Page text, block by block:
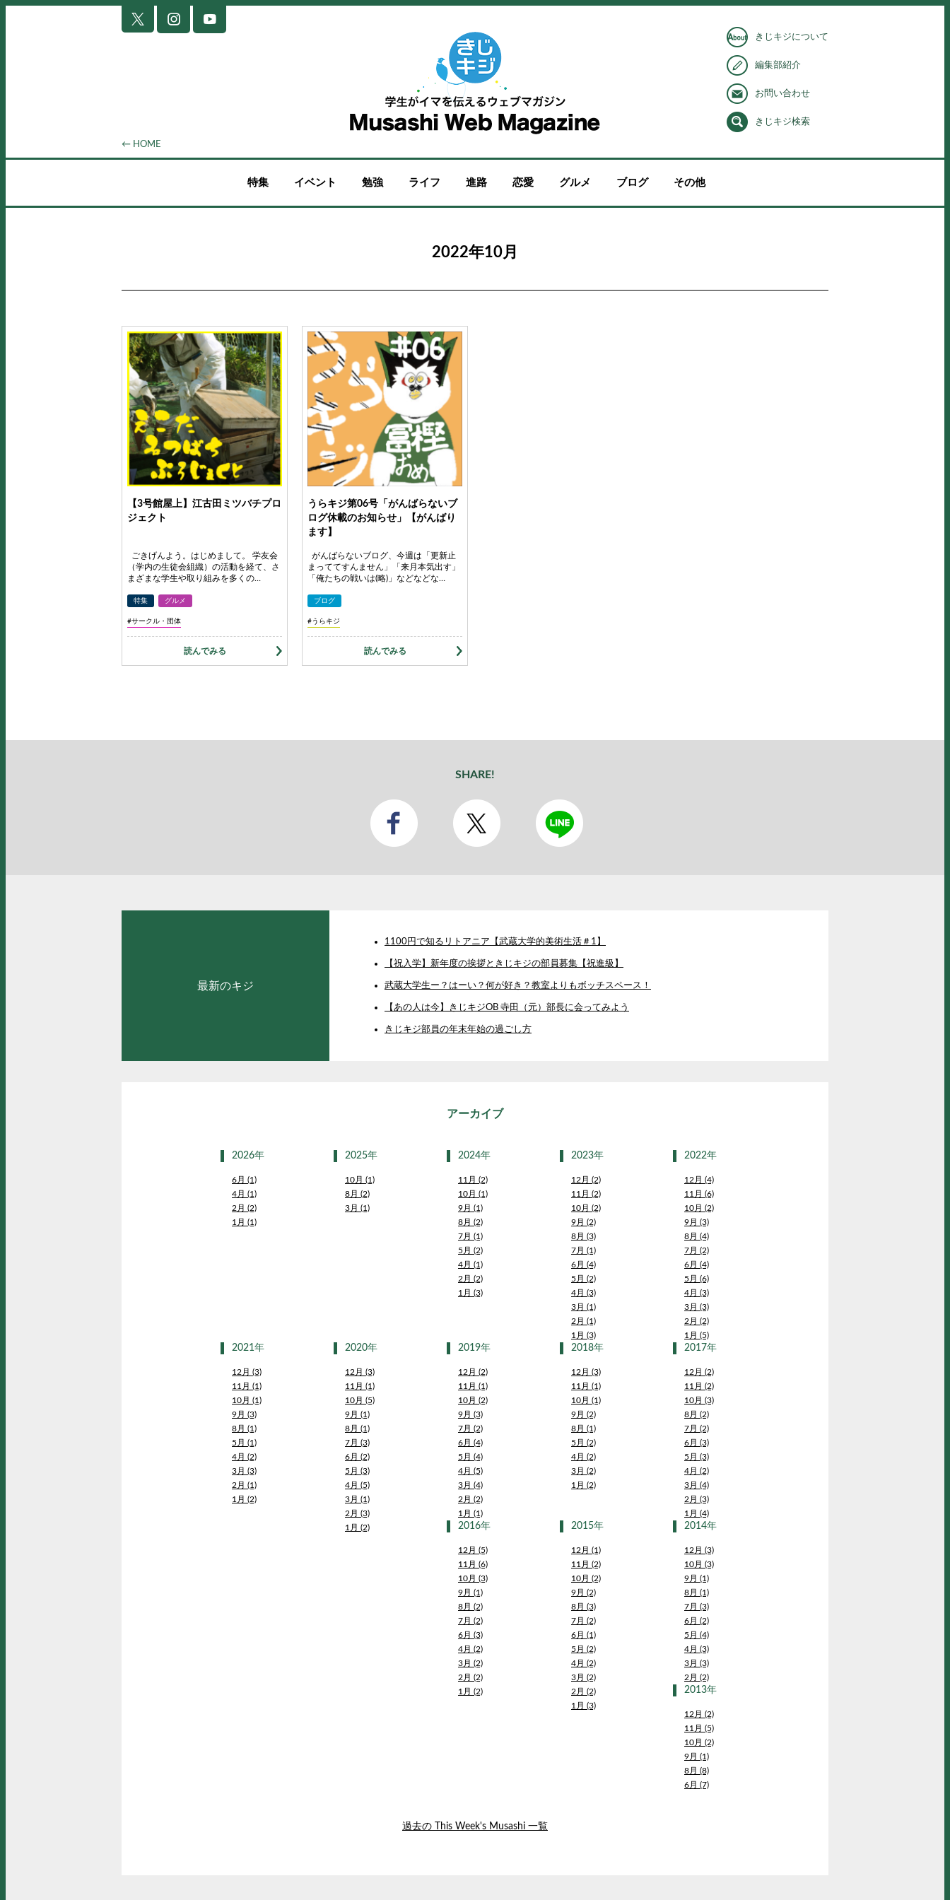
きじキジについて
編集部紹介
お問い合わせ
きじキジ検索
← HOME
特集 イベント 勉強 ライフ 進路 恋愛 グルメ ブログ その他
2022年10月
【3号館屋上】江古田ミツバチプロ
ジェクト
ごきげんよう。はじめまして。 学友会
（学内の生徒会組織）の活動を経て、さ
まざまな学生や取り組みを多くの…
特集 グルメ
#サークル・団体
読んでみる
うらキジ第06号「がんばらないブ
ログ休載のお知らせ」【がんばり
ます】
がんばらないブログ、今週は「更新止
まっててすんません」「来月本気出す」
「俺たちの戦いは(略)」などなどな…
ブログ
#うらキジ
読んでみる
SHARE!
最新のキジ
1100円で知るリトアニア【武蔵大学的美術生活＃1】
【祝入学】新年度の挨拶ときじキジの部員募集【祝進級】
武蔵大学生ー？はーい？何が好き？教室よりもボッチスペース！
【あの人は今】きじキジOB 寺田（元）部長に会ってみよう
きじキジ部員の年末年始の過ごし方
アーカイブ
2026年
6月 (1)
4月 (1)
2月 (2)
1月 (1)
2025年
10月 (1)
8月 (2)
3月 (1)
2024年
11月 (2)
10月 (1)
9月 (1)
8月 (2)
7月 (1)
5月 (2)
4月 (1)
2月 (2)
1月 (3)
2023年
12月 (2)
11月 (2)
10月 (2)
9月 (2)
8月 (3)
7月 (1)
6月 (4)
5月 (2)
4月 (3)
3月 (1)
2月 (1)
1月 (3)
2022年
12月 (4)
11月 (6)
10月 (2)
9月 (3)
8月 (4)
7月 (2)
6月 (4)
5月 (6)
4月 (3)
3月 (3)
2月 (2)
1月 (5)
2021年
12月 (3)
11月 (1)
10月 (1)
9月 (3)
8月 (1)
5月 (1)
4月 (2)
3月 (3)
2月 (1)
1月 (2)
2020年
12月 (3)
11月 (1)
10月 (5)
9月 (1)
8月 (1)
7月 (3)
6月 (2)
5月 (3)
4月 (5)
3月 (1)
2月 (3)
1月 (2)
2019年
12月 (2)
11月 (1)
10月 (2)
9月 (3)
7月 (2)
6月 (4)
5月 (4)
4月 (5)
3月 (4)
2月 (2)
1月 (1)
2018年
12月 (3)
11月 (1)
10月 (1)
9月 (2)
8月 (1)
5月 (2)
4月 (2)
3月 (2)
1月 (2)
2017年
12月 (2)
11月 (2)
10月 (3)
8月 (2)
7月 (2)
6月 (3)
5月 (3)
4月 (2)
3月 (4)
2月 (3)
1月 (4)
2016年
12月 (5)
11月 (6)
10月 (3)
9月 (1)
8月 (2)
7月 (2)
6月 (3)
4月 (2)
3月 (2)
2月 (2)
1月 (2)
2015年
12月 (1)
11月 (2)
10月 (2)
9月 (2)
8月 (3)
7月 (2)
6月 (1)
5月 (2)
4月 (2)
3月 (2)
2月 (2)
1月 (3)
2014年
12月 (3)
10月 (3)
9月 (1)
8月 (1)
7月 (3)
6月 (2)
5月 (4)
4月 (3)
3月 (3)
2月 (2)
2013年
12月 (2)
11月 (5)
10月 (2)
9月 (1)
8月 (8)
6月 (7)
過去の This Week's Musashi 一覧